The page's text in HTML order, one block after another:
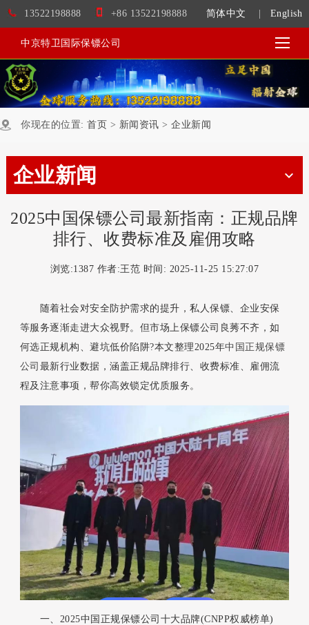
简体中文 English
13522198888 +86 13522198888
中京特卫国际保镖公司
你现在的位置: 首页 > 新闻资讯 > 企业新闻
企业新闻
2025中国保镖公司最新指南：正规品牌
排行、收费标准及雇佣攻略
浏览:1387 作者:王范 时间: 2025-11-25 15:27:07
随着社会对安全防护需求的提升，私人保镖、企业安保
等服务逐渐走进大众视野。但市场上保镖公司良莠不齐，如
何选正规机构、避坑低价陷阱?本文整理2025年中国正规保镖
公司 最新行业数据，涵盖正规品牌排行、收费标准、雇佣流
程及注意事项，帮你高效锁定优质服务。
一、2025中国正规保镖公司十大品牌(CNPP权威榜单)